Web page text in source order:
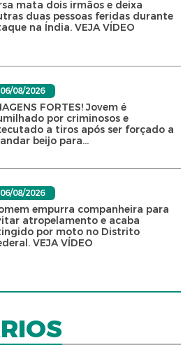
mata dois irmãos e deixa
duas pessoas feridas durante
na Índia. VEJA VÍDEO
06/08/2026
FORTES! Jovem é
por criminosos e
a tiros após ser forçado a
beijo para...
06/08/2026
empurra companheira para
atropelamento e acaba
por moto no Distrito
VEJA VÍDEO